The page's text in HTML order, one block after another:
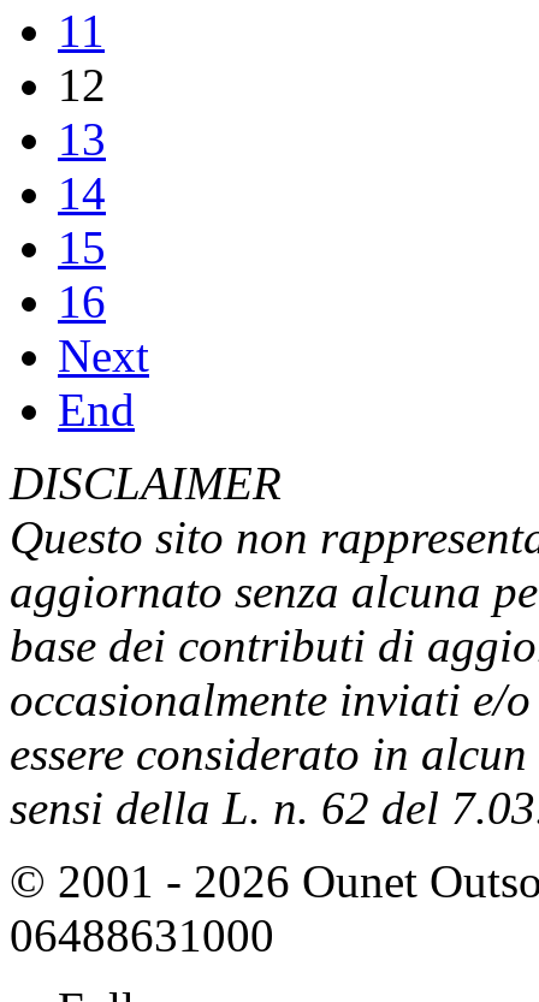
11
12
13
14
15
16
Next
End
DISCLAIMER
Questo sito non
aggiornato senza alcuna
base dei contributi di
occasionalmente inviati e/
essere considerato in
sensi della L. n. 62 del
© 2001 - 2026 Ounet
06488631000